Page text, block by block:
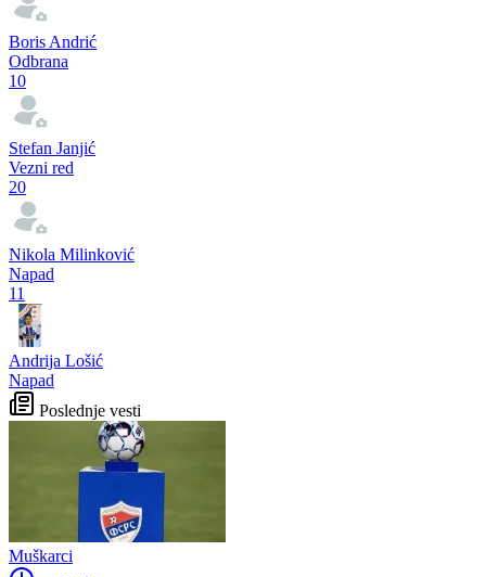
Boris Andrić
Odbrana
10
Stefan Janjić
Vezni red
20
Nikola Milinković
Napad
11
Andrija Lošić
Napad
Poslednje vesti
Muškarci